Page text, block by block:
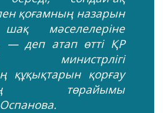
қоғамның назарын
мәселелеріне
— деп атап өтті ҚР
министрлігі
құқықтарын қорғау
төрайымы